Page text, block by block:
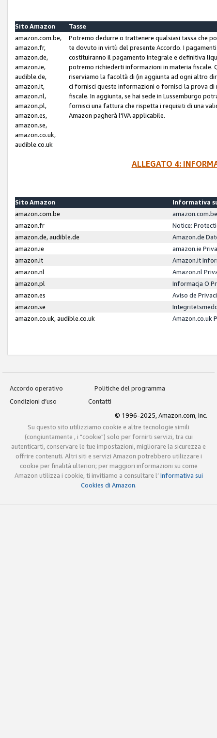
Sito Amazon
Tasse
amazon.com.be,
amazon.fr,
amazon.de,
amazon.ie,
audible.de,
amazon.it,
amazon.nl,
amazon.pl,
amazon.es,
amazon.se,
amazon.co.uk,
audible.co.uk
Potremo dedurre o trattenere qualsiasi tassa che
te dovuto in virtù del presente Accordo. I
costituiranno il pagamento integrale e definitiva
potremo richiederti informazioni in materia fiscale.
riserviamo la facoltà di (in aggiunta ad ogni altro
ci fornisci queste informazioni o fornisci la prova
fiscale. In aggiunta, se hai sede in Lussemburgo
fornisci una fattura che rispetta i requisiti di una
Amazon pagherà l'IVA applicabile.
ALLEGATO 4:
Sito Amazon
Informativa
amazon.com.be
amazon.fr
Notice:
amazon.de, audible.de
Amazon.de
amazon.ie
amazon.ie
amazon.it
Amazon.it
amazon.nl
Amazon.nl
amazon.pl
Informacja O
amazon.es
Aviso de
amazon.se
amazon.co.uk, audible.co.uk
Amazon.co.uk
Accordo operativo
Politiche del programma
Condizioni d’uso
Contatti
© 1996-2025, Amazon.com, Inc.
Su questo sito utilizziamo cookie e altre tecnologie simili
(congiuntamente , i "cookie") solo per fornirti servizi, tra cui
autenticarti, conservare le tue impostazioni, migliorare la sicurezza e
offrire contenuti. Altri siti e servizi Amazon potrebbero utilizzare i
cookie per finalità ulteriori; per maggiori informazioni su come
Amazon utilizza i cookie, ti invitiamo a consultare l’Informativa sui
Cookies di Amazon.